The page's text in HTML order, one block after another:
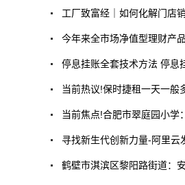
工厂致富经｜如何化解门店
今年来全市场净值型理财产
停息挂账全套技术方法 停息
当前热议!保时捷租一天一般
当前焦点!合肥市翠庭园小学
寻找新生代创新力量-阿里云
鹤壁市淇滨区黎阳路街道：